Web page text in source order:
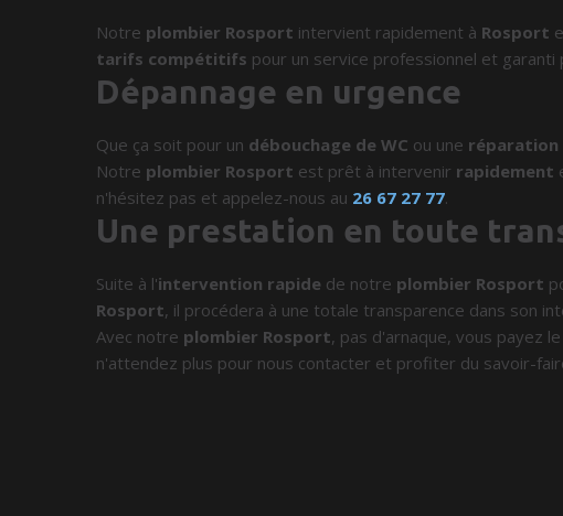
Notre plombier Rosport intervient rapidement à Rosport
tarifs compétitifs pour un service professionnel et
Dépannage en urgence
Que ça soit pour un débouchage de WC ou une
Notre plombier Rosport est prêt à intervenir rapidement
n'hésitez pas et appelez-nous au 26 67 27 77.
Une prestation en toute
Suite à l'intervention rapide de notre plombier Rosport
Rosport, il procédera à une totale transparence dans son
Avec notre plombier Rosport, pas d'arnaque, vous payez
n'attendez plus pour nous contacter et profiter du savoir-